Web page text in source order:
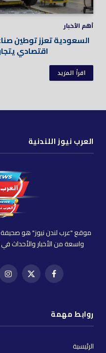
أهم الأخبار
السعودية تعزز توطين
اقتصادي يتجاوز 9
اقرأ المزيد
العرب نيوز اللندنية
موقع "عرب لندن نيوز" هو
واسعة من الأخبار والأحداث
فيسبوكX
روابط مهمة
الرئيسية